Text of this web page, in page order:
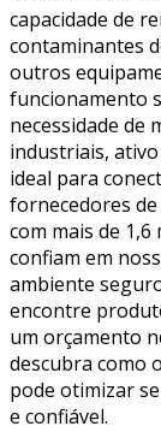
capacidade de
contaminantes
outros
funcionamento
necessidade de
industriais,
ideal para
fornecedores
com mais de
confiam em
ambiente
encontre
um orçamento
descubra como
pode otimizar
e confiável.